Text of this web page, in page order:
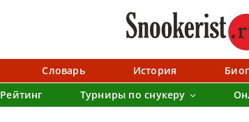
Словарь История
Рейтинг Турниры по снукеру